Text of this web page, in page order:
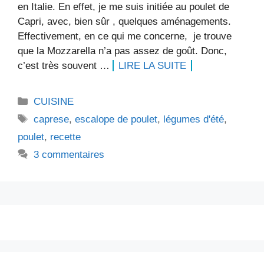
en Italie. En effet, je me suis initiée au poulet de
Capri, avec, bien sûr , quelques aménagements.
Effectivement, en ce qui me concerne, je trouve
que la Mozzarella n’a pas assez de goût. Donc,
c’est très souvent …
LIRE LA SUITE
Catégories
CUISINE
Étiquettes
caprese,escalope de poulet, légumes d'été,
poulet, recette
3 commentaires